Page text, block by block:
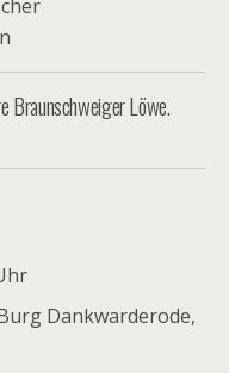
Braunschweiger Löwe.
Dankwarderode,